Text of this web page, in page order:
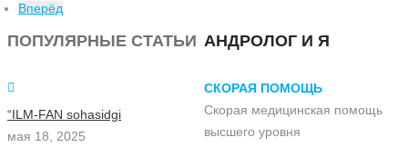
Вперёд
ПОПУЛЯРНЫЕ СТАТЬИ
“ILM-FAN sohasidgi
мая 18, 2025
АНДРОЛОГ И Я
СКОРАЯ ПОМОЩЬ
Скорая медицинская помощь
высшего уровня